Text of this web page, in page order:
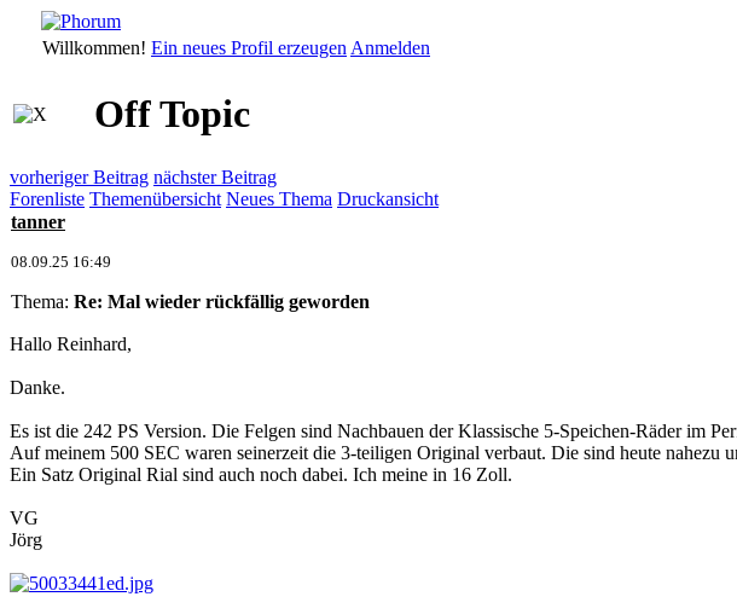
Willkommen! Ein neues Profil erzeugen Anmelden
Off Topic
vorheriger Beitrag nächster Beitrag
Forenliste Themenübersicht Neues Thema Druckansicht
tanner
08.09.25 16:49
Thema: Re: Mal wieder rückfällig geworden
Hallo Reinhard,
Danke.
Es ist die 242 PS Version. Die Felgen sind Nachbauen der Klassische 5-Speichen-Räder im
Auf meinem 500 SEC waren seinerzeit die 3-teiligen Original verbaut. Die sind heute nahezu
Ein Satz Original Rial sind auch noch dabei. Ich meine in 16 Zoll.
VG
Jörg